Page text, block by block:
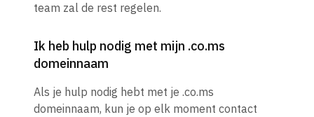
team zal de rest regelen.
Ik heb hulp nodig met mijn .co.ms
domeinnaam
Als je hulp nodig hebt met je .co.ms
domeinnaam, kun je op elk moment contact